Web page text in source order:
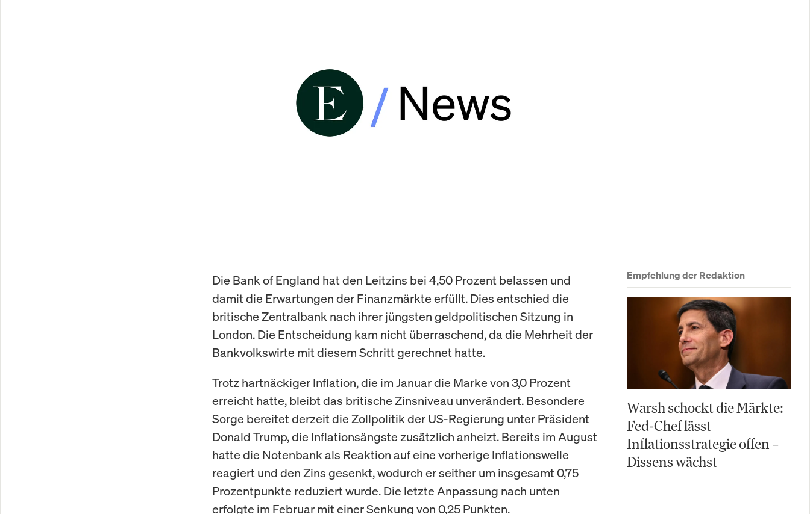
Die Bank of England hat den Leitzins bei 4,50 Prozent belassen und
damit die Erwartungen der Finanzmärkte erfüllt. Dies entschied die
britische Zentralbank nach ihrer jüngsten geldpolitischen Sitzung in
London. Die Entscheidung kam nicht überraschend, da die Mehrheit der
Bankvolkswirte mit diesem Schritt gerechnet hatte.
Trotz hartnäckiger Inflation, die im Januar die Marke von 3,0 Prozent
erreicht hatte, bleibt das britische Zinsniveau unverändert. Besondere
Sorge bereitet derzeit die Zollpolitik der US-Regierung unter Präsident
Donald Trump, die Inflationsängste zusätzlich anheizt. Bereits im August
hatte die Notenbank als Reaktion auf eine vorherige Inflationswelle
reagiert und den Zins gesenkt, wodurch er seither um insgesamt 0,75
Prozentpunkte reduziert wurde. Die letzte Anpassung nach unten
erfolgte im Februar mit einer Senkung von 0,25 Punkten.
Empfehlung der Redaktion
Warsh schockt die Märkte:
Fed-Chef lässt
Inflationsstrategie offen –
Dissens wächst